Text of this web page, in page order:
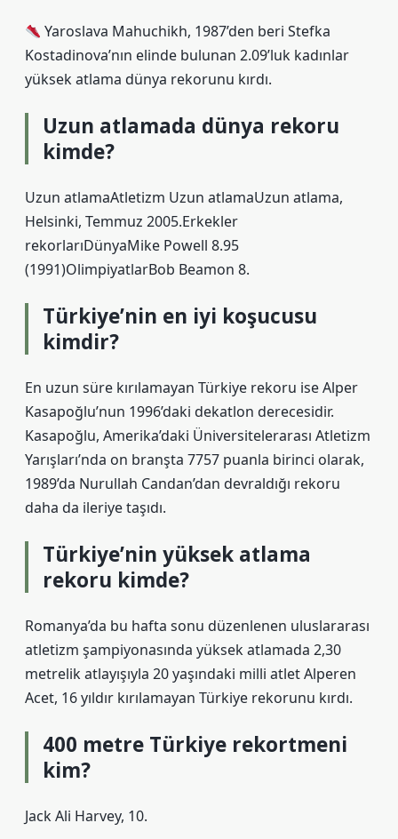
Yaroslava Mahuchikh, 1987’den beri Stefka
Kostadinova’nın elinde bulunan 2.09’luk kadınlar
yüksek atlama dünya rekorunu kırdı.
Uzun atlamada dünya rekoru
kimde?
Uzun atlamaAtletizm Uzun atlamaUzun atlama,
Helsinki, Temmuz 2005.Erkekler
rekorlarıDünyaMike Powell 8.95
(1991)OlimpiyatlarBob Beamon 8.
Türkiye’nin en iyi koşucusu
kimdir?
En uzun süre kırılamayan Türkiye rekoru ise Alper
Kasapoğlu’nun 1996’daki dekatlon derecesidir.
Kasapoğlu, Amerika’daki Üniversitelerarası Atletizm
Yarışları’nda on branşta 7757 puanla birinci olarak,
1989’da Nurullah Candan’dan devraldığı rekoru
daha da ileriye taşıdı.
Türkiye’nin yüksek atlama
rekoru kimde?
Romanya’da bu hafta sonu düzenlenen uluslararası
atletizm şampiyonasında yüksek atlamada 2,30
metrelik atlayışıyla 20 yaşındaki milli atlet Alperen
Acet, 16 yıldır kırılamayan Türkiye rekorunu kırdı.
400 metre Türkiye rekortmeni
kim?
Jack Ali Harvey, 10.